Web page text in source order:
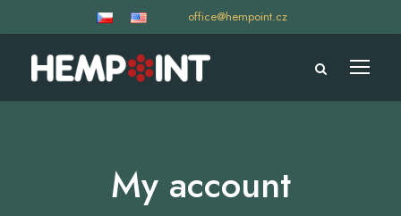
office@hempoint.cz
My account